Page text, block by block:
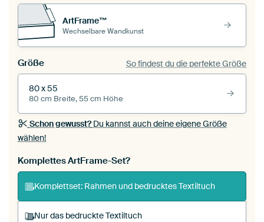
ArtFrame™
Wechselbare Wandkunst
Größe So findest du die perfekte Größe
80 x 55
80 cm Breite, 55 cm Höhe
Schon gewusst?Du kannst auch deine eigene Größe
wählen!
Komplettes ArtFrame-Set?
Komplettset: Rahmen und bedrucktes Textiltuch
Nur das bedruckte Textiltuch